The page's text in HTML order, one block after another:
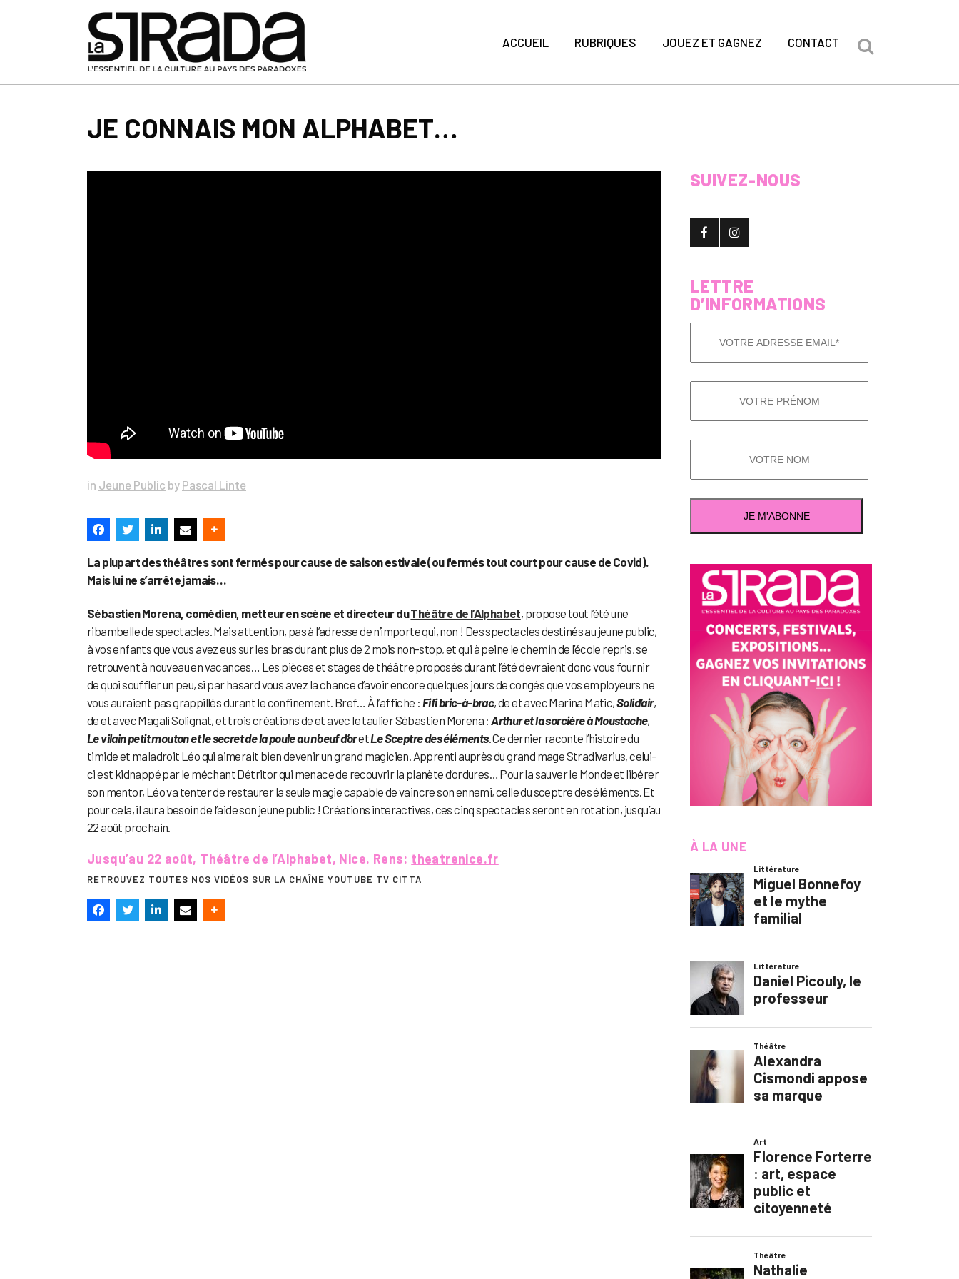
ACCUEIL RUBRIQUES JOUEZ ET GAGNEZ CONTACT
JE CONNAIS MON ALPHABET…
in Jeune Public by Pascal Linte
La plupart des théâtres sont fermés pour cause de saison estivale (ou fermés tout court pour cause de Covid).
Mais lui ne s’arrête jamais…
Sébastien Morena, comédien, metteur en scène et directeur duThéâtre de l’Alphabet, propose tout l’été une
ribambelle de spectacles. Mais attention, pas à l’adresse de n’importe qui, non ! Des spectacles destinés au jeune public,
à vos enfants que vous avez eus sur les bras durant plus de 2 mois non-stop, et qui à peine le chemin de l’école repris, se
retrouvent à nouveau en vacances… Les pièces et stages de théâtre proposés durant l’été devraient donc vous fournir
de quoi souffler un peu, si par hasard vous avez la chance d’avoir encore quelques jours de congés que vos employeurs ne
vous auraient pas grappillés durant le confinement. Bref… À l’affiche : Fifi bric-à-brac, de et avec Marina Matic,Solid’air,
de et avec Magali Solignat, et trois créations de et avec le taulier Sébastien Morena :Arthur et lasorcière à Moustache,
Le vilain petit mouton et le secret de la poule au n’oeuf d’oretLe Sceptre des éléments. Ce dernier raconte l’histoire du
timide et maladroit Léo qui aimerait bien devenir un grand magicien. Apprenti auprès du grand mage Stradivarius, celui-
ci est kidnappé par le méchant Détritor qui menace de recouvrir la planète d’ordures… Pour la sauver le Monde et libérer
son mentor, Léo va tenter de restaurer la seule magie capable de vaincre son ennemi, celle du sceptre des éléments. Et
pour cela, il aura besoin de l’aide son jeune public ! Créations interactives, ces cinq spectacles seront en rotation, jusqu’au
22 août prochain.
Jusqu’au 22 août, Théâtre de l’Alphabet, Nice. Rens: theatrenice.fr
RETROUVEZ TOUTES NOS VIDÉOS SUR LA CHAÎNE YOUTUBE TV CITTA
SUIVEZ-NOUS
LETTRE
D’INFORMATIONS
À LA UNE